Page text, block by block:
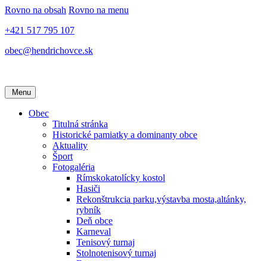
Rovno na obsah Rovno na menu
+421 517 795 107
obec@hendrichovce.sk
Menu
Obec
Titulná stránka
Historické pamiatky a dominanty obce
Aktuality
Šport
Fotogaléria
Rímskokatolícky kostol
Hasiči
Rekonštrukcia parku,výstavba mosta,altánky,
rybník
Deň obce
Karneval
Tenisový turnaj
Stolnotenisový turnaj